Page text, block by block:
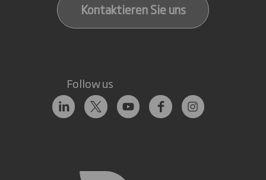
Kontaktieren Sie uns
Follow us